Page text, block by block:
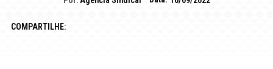
COMPARTILHE: